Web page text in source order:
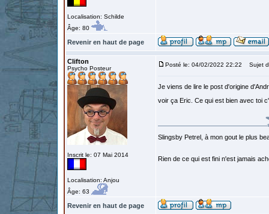
Localisation: Schilde
Âge: 80
Revenir en haut de page
Clifton
Psycho Posteur
Inscrit le: 07 Mai 2014
Localisation: Anjou
Âge: 63
Posté le: 04/02/2022 22:22 Sujet
Je viens de lire le post d'origine
voir ça Eric. Ce qui est bien avec toi
Slingsby Petrel, à mon gout le plus
Rien de ce qui est fini n'est jamais
Revenir en haut de page